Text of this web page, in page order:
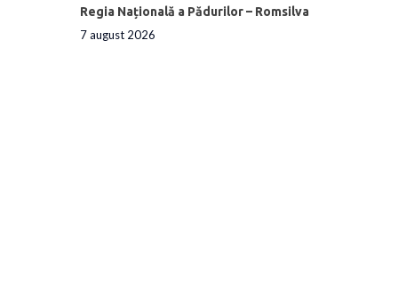
Regia Națională a Pădurilor – Romsilva
7 august 2026